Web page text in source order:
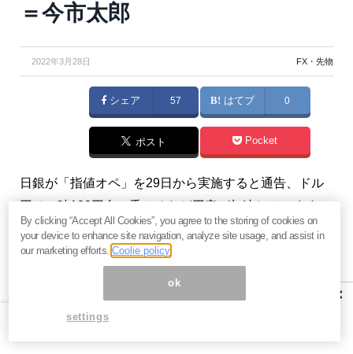
＝今市太郎
2022年3月28日 FX・先物
シェア 57 はてブ 0
ポスト Pocket
日銀が「指値オペ」を29日から実施すると通告、ドル
円は一時123円台に乗せるなど円安が加速しています。
このまま日銀が「インフレより金融抑圧優先」の姿勢
を貫けば、今週中にも125円超を試しにいくことになる
【関連】早期リタイア「FIRE」族の破綻が急増するワ
×
By clicking “Accept All Cookies”, you agree to the storing of cookies on
your device to enhance site navigation, analyze site usage, and assist in
our marketing efforts.Coolie policy
ok
settings